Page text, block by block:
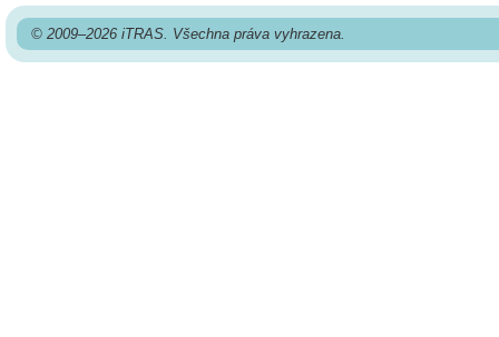
© 2009–2026 iTRAS. Všechna práva vyhrazena.